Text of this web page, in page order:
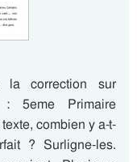
la correction sur
: 5eme Primaire
combien y a-t-
? Surligne-les.